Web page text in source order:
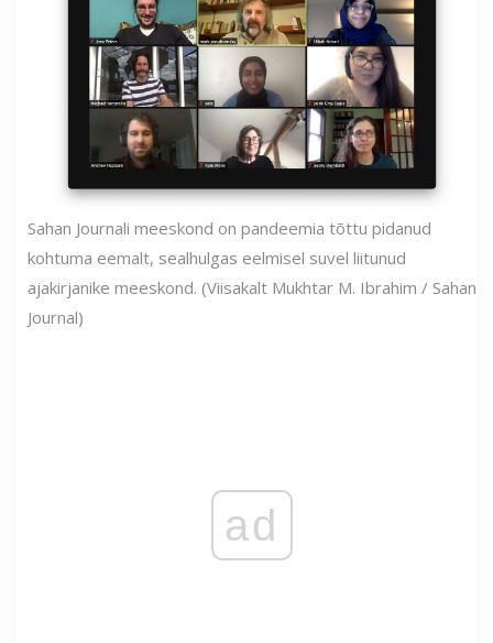
Sahan Journali meeskond on pandeemia tõttu pidanud
kohtuma eemalt, sealhulgas eelmisel suvel liitunud
ajakirjanike meeskond. (Viisakalt Mukhtar M. Ibrahim / Sahan
Journal)
ad